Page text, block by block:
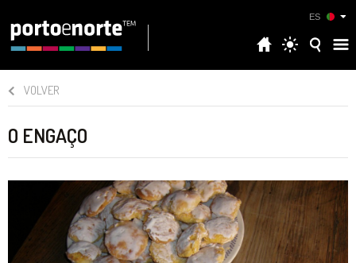
ES
VOLVER
O ENGAÇO